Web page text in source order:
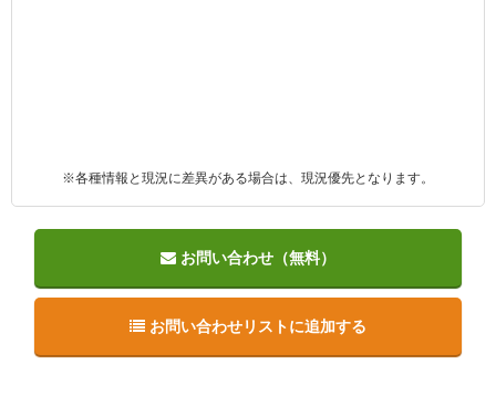
※各種情報と現況に差異がある場合は、現況優先となります。
お問い合わせ（無料）
お問い合わせリストに追加する